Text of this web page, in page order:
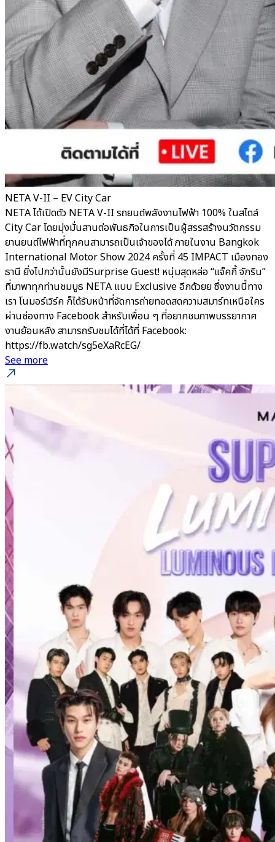
NETA V-II – EV City Car
NETA ได้เปิดตัว NETA V-II รถยนต์พลังงานไฟฟ้า 100% ในสไตล์
City Car โดยมุ่งมั่นสานต่อพันธกิจในการเป็นผู้สรรสร้างนวัตกรรม
ยานยนต์ไฟฟ้าที่ทุกคนสามารถเป็นเจ้าของได้ ภายในงาน Bangkok
International Motor Show 2024 ครั้งที่ 45 IMPACT เมืองทอง
ธานี ยิ่งไปกว่านั้นยังมีSurprise Guest! หนุ่มสุดหล่อ “แจ๊คกี้ จักริน”
ที่มาพาทุกท่านชมบูธ NETA แบบ Exclusive อีกด้วยย ซึ่งงานนี้ทาง
เรา โนมอร์เวิร์ค ก็ได้รับหน้าที่จัดการถ่ายทอดสดความสมาร์ทเหนือใคร
ผ่านช่องทาง Facebook สำหรับเพื่อน ๆ ที่อยากชมภาพบรรยากาศ
งานย้อนหลัง สามารถรับชมได้ที่ได้ที่ Facebook:
https://fb.watch/sg5eXaRcEG/
See more